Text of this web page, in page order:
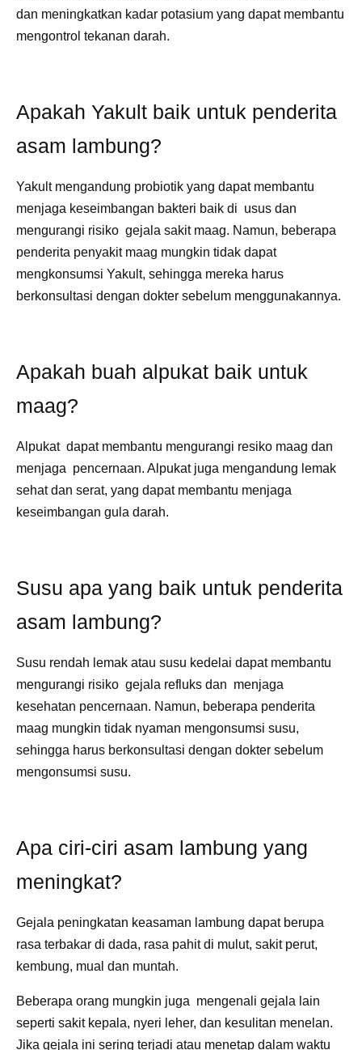
dan meningkatkan kadar potasium yang dapat membantu
mengontrol tekanan darah.
Apakah Yakult baik untuk penderita
asam lambung?
Yakult mengandung probiotik yang dapat membantu
menjaga keseimbangan bakteri baik di usus dan
mengurangi risiko gejala sakit maag. Namun, beberapa
penderita penyakit maag mungkin tidak dapat
mengkonsumsi Yakult, sehingga mereka harus
berkonsultasi dengan dokter sebelum menggunakannya.
Apakah buah alpukat baik untuk
maag?
Alpukat dapat membantu mengurangi resiko maag dan
menjaga pencernaan. Alpukat juga mengandung lemak
sehat dan serat, yang dapat membantu menjaga
keseimbangan gula darah.
Susu apa yang baik untuk penderita
asam lambung?
Susu rendah lemak atau susu kedelai dapat membantu
mengurangi risiko gejala refluks dan menjaga
kesehatan pencernaan. Namun, beberapa penderita
maag mungkin tidak nyaman mengonsumsi susu,
sehingga harus berkonsultasi dengan dokter sebelum
mengonsumsi susu.
Apa ciri-ciri asam lambung yang
meningkat?
Gejala peningkatan keasaman lambung dapat berupa
rasa terbakar di dada, rasa pahit di mulut, sakit perut,
kembung, mual dan muntah.
Beberapa orang mungkin juga mengenali gejala lain
seperti sakit kepala, nyeri leher, dan kesulitan menelan.
Jika gejala ini sering terjadi atau menetap dalam waktu